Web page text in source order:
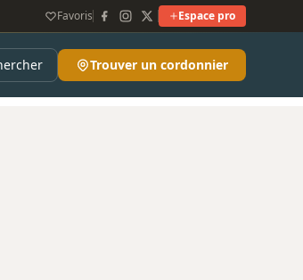
Favoris Espace pro
Trouver un cordonnier